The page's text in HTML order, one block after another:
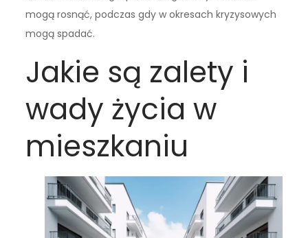
mogą rosnąć, podczas gdy w okresach kryzysowych
mogą spadać.
Jakie są zalety i
wady życia w
mieszkaniu